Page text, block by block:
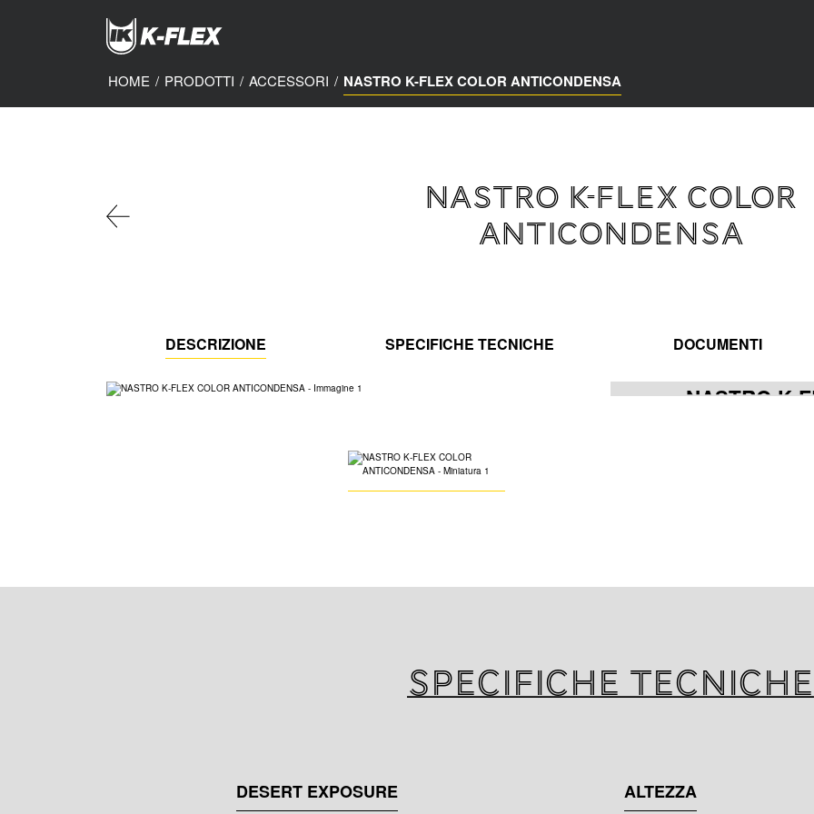
HOME / PRODOTTI / ACCESSORI / NASTRO K-FLEX COLOR ANTICONDENSA
NASTRO K-FLEX COLOR
ANTICONDENSA
DESCRIZIONE SPECIFICHE TECNICHE DOCUMENTI
NASTRO K-
Specifiche tecniche
DESERT EXPOSURE ALTEZZA